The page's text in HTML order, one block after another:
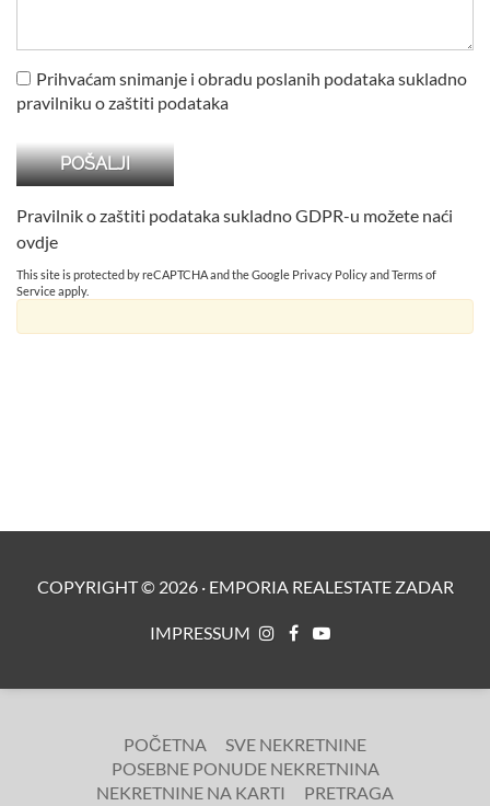
Prihvaćam snimanje i obradu poslanih podataka sukladno
pravilniku o zaštiti podataka
Pravilnik o zaštiti podataka sukladno GDPR-u možete naći
ovdje
This site is protected by reCAPTCHA and the Google Privacy PolicyandTerms of
Serviceapply.
COPYRIGHT © 2026· EMPORIA REALESTATE ZADAR
IMPRESSUM
POČETNA
SVE NEKRETNINE
POSEBNE PONUDE NEKRETNINA
NEKRETNINE NA KARTI
PRETRAGA